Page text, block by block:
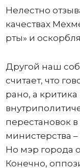
Нелестно
качествах
рты» и
Другой наш
считает, что
рано, а
перестановок
министерства
Но мэр города
Конечно,